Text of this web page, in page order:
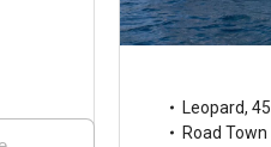
Leopard, 45
Road Town